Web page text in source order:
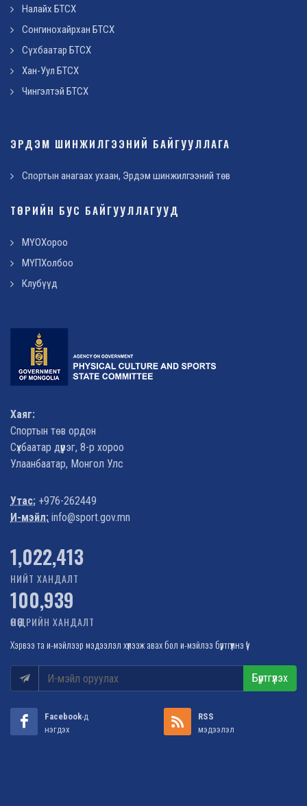
Налайх БТСХ
Сонгинохайрхан БТСХ
Сүхбаатар БТСХ
Хан-Уул БТСХ
Чингэлтэй БТСХ
ЭРДЭМ ШИНЖИЛГЭЭНИЙ БАЙГУУЛЛАГА
Спортын анагаах ухаан, Эрдэм шинжилгээний төв
ТӨРИЙН БУС БАЙГУУЛЛАГУУД
МҮОХороо
МҮПХолбоо
Клубүүд
Хаяг:
Спортын төв ордон
Сүхбаатар дүүрэг, 8-р хороо
Улаанбаатар, Монгол Улс
Утас: +976-262449
И-мэйл: info@sport.gov.mn
1,022,413
НИЙТ ХАНДАЛТ
100,939
ӨНӨӨДРИЙН ХАНДАЛТ
Хэрвээ та и-мэйлээр мэдээлэл хүлээж авах бол и-мэйлээ бүртгүүлнэ үү!
Бүртгүүлэх
Facebook-д
нэгдэх
RSS
мэдээлэл